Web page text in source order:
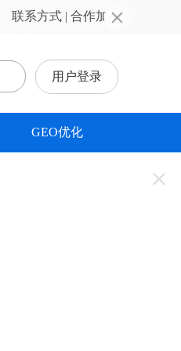
联系方式 | 合作加盟
GEO优化
用户登录